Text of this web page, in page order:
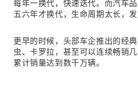
每年一换代，快速迭代。而汽车品
五六年才换代，生命周期太长，发
更早的时候，头部车企推出的经
虫、卡罗拉，甚至可以连续畅销
累计销量达到数千万辆。